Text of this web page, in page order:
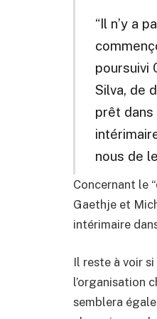
“Il n’y a
poursuivi
Silva, de
prêt dans
nous de
Concernant le
Gaethje et
intérimaire
Il reste à voir si
l’organisation
semblera